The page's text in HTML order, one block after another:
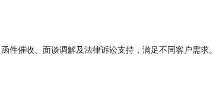
催收、面谈调解及法律诉讼支持，满足不同客户需求。